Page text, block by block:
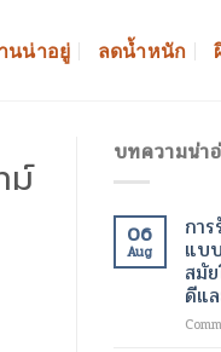
นน่าอยู่ ลดน้ำหนัก
ม์
บทความน่า
06
Aug
กา
แบ
สมั
ดีแ